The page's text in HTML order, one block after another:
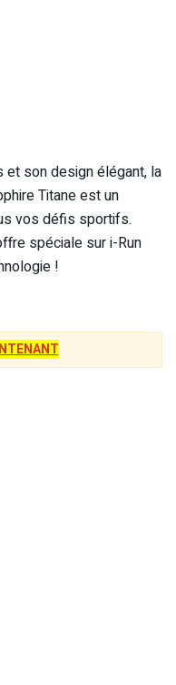
son design élégant, la
Titane est un
vos défis sportifs.
spéciale sur i-Run
!